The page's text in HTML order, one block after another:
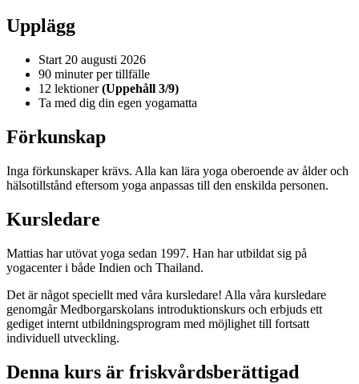
Upplägg
Start 20 augusti 2026
90 minuter per tillfälle
12 lektioner(Uppehåll 3/9)
Ta med dig din egen yogamatta
Förkunskap
Inga förkunskaper krävs. Alla kan lära yoga oberoende av ålder och
hälsotillstånd eftersom yoga anpassas till den enskilda personen.
Kursledare
Mattias har utövat yoga sedan 1997. Han har utbildat sig på
yogacenter i både Indien och Thailand.
Det är något speciellt med våra kursledare! Alla våra kursledare
genomgår Medborgarskolans introduktionskurs och erbjuds ett
gediget internt utbildningsprogram med möjlighet till fortsatt
individuell utveckling.
Denna kurs är friskvårdsberättigad